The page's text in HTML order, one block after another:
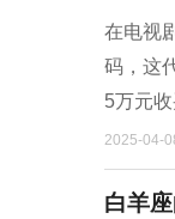
在电视
码，这
5万元
2025-04-
白羊